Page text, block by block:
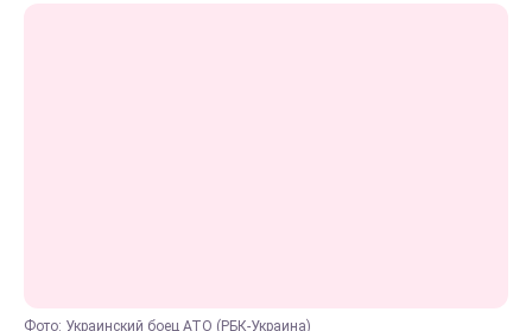
Фото: Украинский боец АТО (РБК-Украина)